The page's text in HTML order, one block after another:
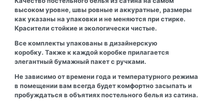
высоком уровне, швы ровные и аккуратные, размеры
как указаны на упаковки и не меняются при стирке.
Красители стойкие и экологически чистые.
Все комплекты упакованы в дизайнерскую
коробку. Также к каждой коробке прилагается
элегантный бумажный пакет с ручками.
Не зависимо от времени года и температурного режима
в помещении вам всегда будет комфортно засыпать и
пробуждаться в объятиях постельного белья из сатина.